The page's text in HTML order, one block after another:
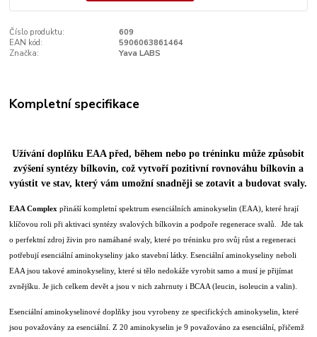
Číslo produktu:
609
EAN kód:
5906063861464
Značka:
Yava LABS
Kompletní specifikace
Užívání doplňku EAA před, během nebo po tréninku může způsobit
zvýšení syntézy bílkovin, což vytvoří pozitivní rovnováhu bílkovin a
vyústit ve stav, který vám umožní snadněji se zotavit a budovat svaly.
EAA Complex přináší kompletní spektrum esenciálních aminokyselin (EAA), které hrají
klíčovou roli při aktivaci syntézy svalových bílkovin a podpoře regenerace svalů. Jde tak
o perfektní zdroj živin pro namáhané svaly, které po tréninku pro svůj růst a regeneraci
potřebují esenciální aminokyseliny jako stavební látky. Esenciální aminokyseliny neboli
EAA jsou takové aminokyseliny, které si tělo nedokáže vyrobit samo a musí je přijímat
zvnějšku. Je jich celkem devět a jsou v nich zahrnuty i BCAA (leucin, isoleucin a valin).
Esenciální aminokyselinové doplňky jsou vyrobeny ze specifických aminokyselin, které
jsou považovány za esenciální. Z 20 aminokyselin je 9 považováno za esenciální, přičemž